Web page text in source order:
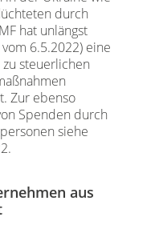
durch
hat unlängst
6.5.2022) eine
steuerlichen
Zur ebenso
Spenden durch
siehe
aus